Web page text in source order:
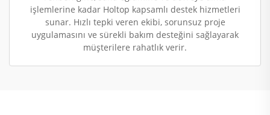
işlemlerine kadar Holtop kapsamlı destek hizmetleri
sunar. Hızlı tepki veren ekibi, sorunsuz proje
uygulamasını ve sürekli bakım desteğini sağlayarak
müşterilere rahatlık verir.